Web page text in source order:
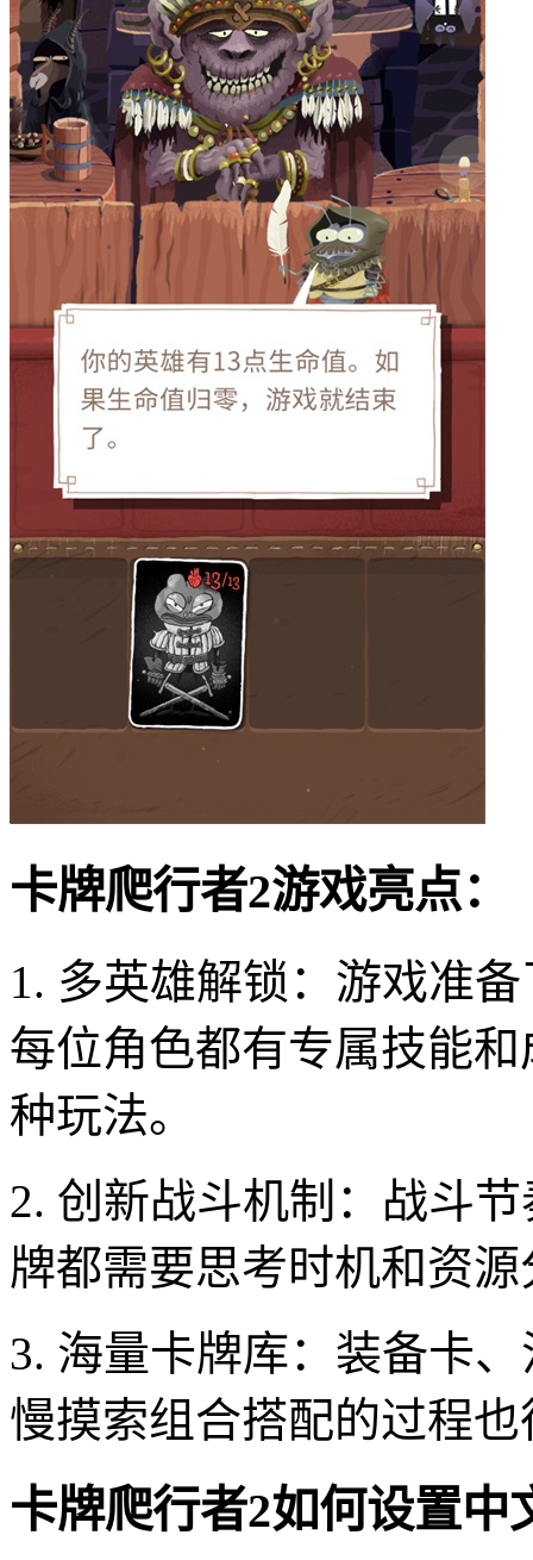
卡牌爬行者2游戏亮点：
1. 多英雄解锁：游戏准
每位角色都有专属技能
种玩法。
2. 创新战斗机制：战斗
牌都需要思考时机和资
3. 海量卡牌库：装备卡
慢摸索组合搭配的过程
卡牌爬行者2如何设置中